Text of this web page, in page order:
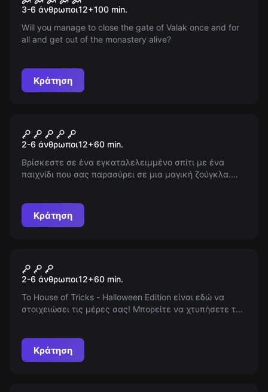
3-6 άνθρωποι12+100 min.
Will you manage to close the gate of Valak once and for
all and get out of the monastery alive?
Κράτηση
Jumanji
2-6 άνθρωποι12+60 min.
Βρίσκεστε σε ένα εγκαταλελειμμένο σπίτι με ένα
παιχνίδι που σας παρασύρει σε μια μαγική ζούγκλα.
Κράτηση
House of Tricks
2-6 άνθρωποι12+60 min.
Το House of Tricks - Halloween Edition είναι εδώ να
στοιχειώσει τις μέρες σας! Μπορείτε να χτυπήσετε την
αυτό; Ακούγεται "Trick or Treat?", αλλά η απάντηση δεν
έρχεται ποτέ. Θα βρεις το θάρρος να χτυπήσεις το
Κράτηση